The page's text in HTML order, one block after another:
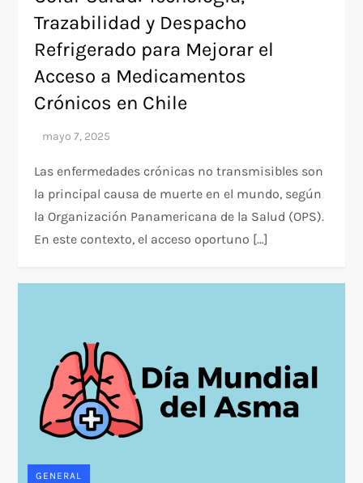
Trazabilidad y Despacho
Refrigerado para Mejorar el
Acceso a Medicamentos
Crónicos en Chile
Las enfermedades crónicas no transmisibles son
la principal causa de muerte en el mundo, según
la Organización Panamericana de la Salud (OPS).
En este contexto, el acceso oportuno […]
GENERAL